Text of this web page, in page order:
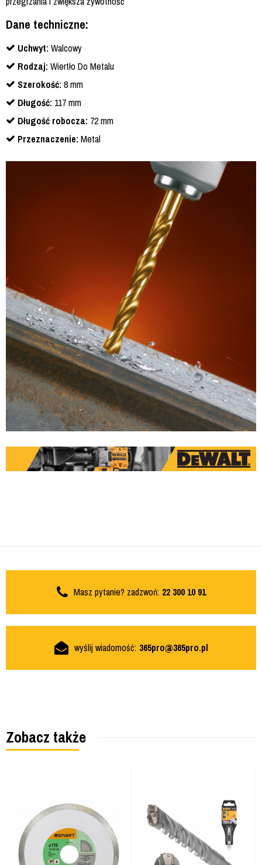
Dane techniczne:
Uchwyt: Walcowy
Rodzaj: Wiertło Do Metalu
Szerokość: 8 mm
Długość: 117 mm
Długość robocza: 72 mm
Przeznaczenie: Metal
Masz pytanie? zadzwoń: 22 300 10 91
wyślij wiadomość: 365pro@365pro.pl
Zobacz także